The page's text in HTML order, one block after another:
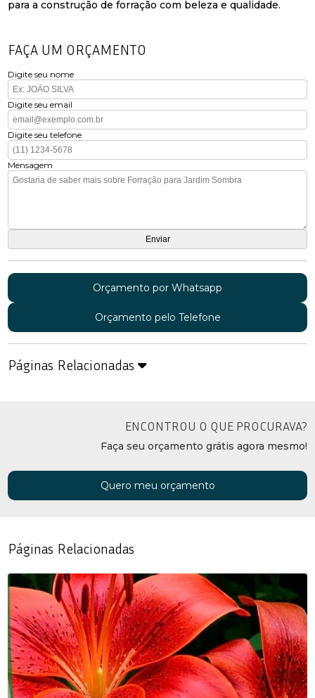
para a construção de forração com beleza e qualidade.
FAÇA UM ORÇAMENTO
Digite seu nome
Digite seu email
Digite seu telefone
Mensagem
Orçamento por Whatsapp
Orçamento pelo Telefone
Páginas Relacionadas
ENCONTROU O QUE PROCURAVA?
Faça seu orçamento grátis agora mesmo!
Quero meu orçamento
Páginas Relacionadas